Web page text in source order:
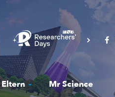
Mr Science